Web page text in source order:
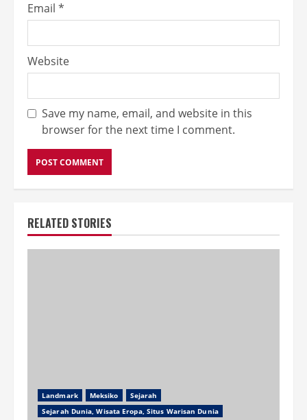
Email *
Website
Save my name, email, and website in this
browser for the next time I comment.
RELATED STORIES
Landmark Meksiko
Sejarah
Sejarah Dunia, Wisata Eropa, Situs Warisan Dunia